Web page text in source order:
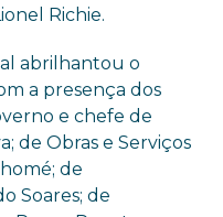
Richie.
abrilhantou o
a presença dos
e chefe de
de Obras e Serviços
de
Soares; de